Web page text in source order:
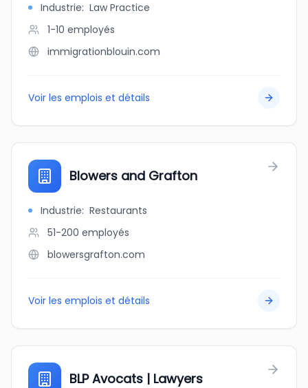
Industrie: Law Practice
1-10 employés
immigrationblouin.com
Voir les emplois et détails
Blowers and Grafton
Industrie: Restaurants
51-200 employés
blowersgrafton.com
Voir les emplois et détails
BLP Avocats | Lawyers